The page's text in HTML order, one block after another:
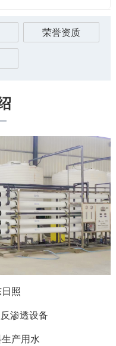
荣誉资质
照
渗透设备
产用水